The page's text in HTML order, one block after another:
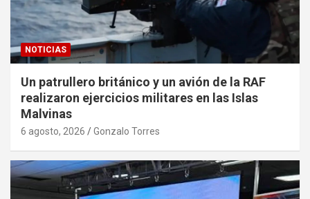
NOTICIAS
Un patrullero británico y un avión de la RAF
realizaron ejercicios militares en las Islas
Malvinas
6 agosto, 2026 Gonzalo Torres